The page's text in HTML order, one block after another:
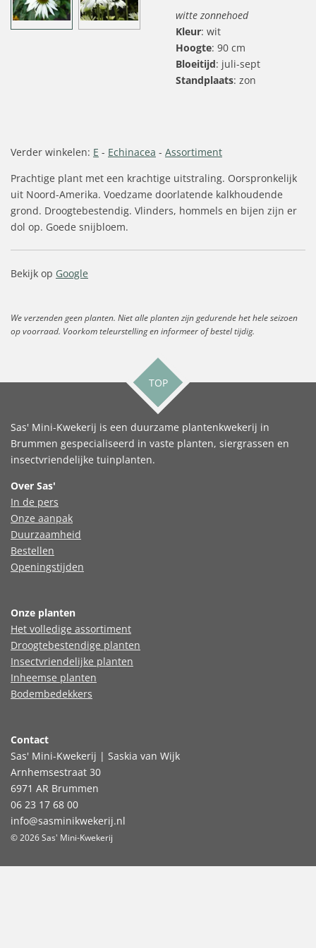
witte zonnehoed
Kleur: wit
Hoogte: 90 cm
Bloeitijd: juli-sept
Standplaats: zon
Verder winkelen: E - Echinacea - Assortiment
Prachtige plant met een krachtige uitstraling. Oorspronkelijk
uit Noord-Amerika. Voedzame doorlatende kalkhoudende
grond. Droogtebestendig. Vlinders, hommels en bijen zijn er
dol op. Goede snijbloem.
Bekijk op Google
We verzenden geen planten. Niet alle planten zijn gedurende het hele seizoen
op voorraad. Voorkom teleurstelling en informeer of bestel tijdig.
TOP
Sas' Mini-Kwekerij is een duurzame plantenkwekerij in
Brummen gespecialiseerd in vaste planten, siergrassen en
insectvriendelijke tuinplanten.
Over Sas'
In de pers
Onze aanpak
Duurzaamheid
Bestellen
Openingstijden
Onze planten
Het volledige assortiment
Droogtebestendige planten
Insectvriendelijke planten
Inheemse planten
Bodembedekkers
Contact
Sas' Mini-Kwekerij | Saskia van Wijk
Arnhemsestraat 30
6971 AR Brummen
06 23 17 68 00
info@sasminikwekerij.nl
© 2026 Sas' Mini-Kwekerij